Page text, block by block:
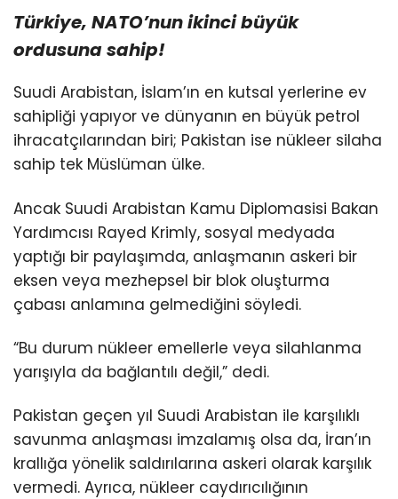
Türkiye, NATO’nunikinci büyük
ordusuna sahip!
Suudi Arabistan, İslam’ın en kutsal yerlerine ev
sahipliği yapıyor ve dünyanın en büyük petrol
ihracatçılarından biri; Pakistan ise nükleer silaha
sahip tek Müslüman ülke.
Ancak Suudi Arabistan Kamu Diplomasisi Bakan
Yardımcısı Rayed Krimly, sosyal medyada
yaptığı bir paylaşımda, anlaşmanın askeri bir
eksen veya mezhepsel bir blok oluşturma
çabası anlamına gelmediğini söyledi.
“Bu durum nükleer emellerle veya silahlanma
yarışıyla da bağlantılı değil,” dedi.
Pakistan geçen yıl Suudi Arabistan ile karşılıklı
savunma anlaşması imzalamış olsa da, İran’ın
krallığa yönelik saldırılarına askeri olarak karşılık
vermedi. Ayrıca, nükleer caydırıcılığının